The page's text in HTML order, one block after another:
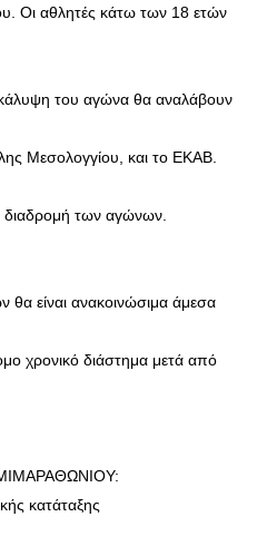
Οι αθλητές κάτω των 18 ετών
κάλυψη του αγώνα θα αναλάβουν
Μεσολογγίου, και το ΕΚΑΒ.
των αγώνων.
θα είναι ανακοινώσιμα άμεσα
χρονικό διάστημα μετά από
κατάταξης